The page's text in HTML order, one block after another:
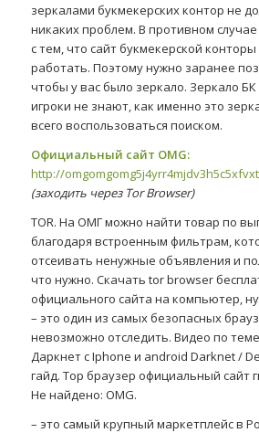
зеркалами букмекерских контор не
никаких проблем. В противном
с тем, что сайт букмекерской
работать. Поэтому нужно заранее
чтобы у вас было зеркало. Зеркало
игроки не знают, как именно это
всего воспользоваться поиском.
Официальный сайт OMG:
http://
(заходить через Tor Browser)
TOR. На ОМГ можно найти товар по
благодаря встроенным фильтрам,
отсеивать ненужные объявления и
что нужно. Скачать tor browser
официального сайта на компьютер,
– это один из самых безопасных
невозможно отследить. Видео по
Даркнет с Iphone и android Darknet /
гайд. Тор браузер официальный сайт
Не найдено: OMG.
– это самый крупный маркетплейс в